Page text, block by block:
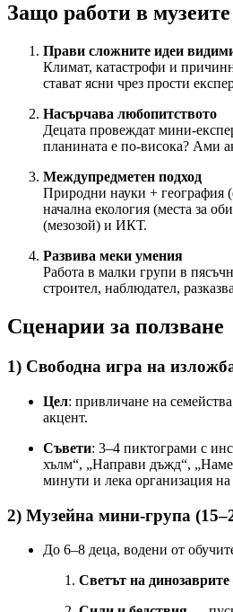
Защо работи в музеите
Прави сложните идеи
Климат, катастрофи и
стават ясни чрез прости
Насърчава любопитството
Децата провеждат мини-
планината е по-висока? Ами
Междупредметен подход
Природни науки + география
начална екология (места за
(мезозой) и ИКТ.
Развива меки умения
Работа в малки групи в
строител, наблюдател,
Сценарии за ползване
1) Свободна игра на
Цел: привличане на
акцент.
Съвети: 3–4 пиктограми с
хълм“, „Направи дъжд“,
минути и лека организация
2) Музейна мини-група
До 6–8 деца, водени от
Светът на динозаврите